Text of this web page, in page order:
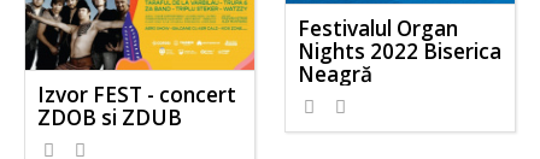
Festivalul Organ
Nights 2022 Biserica
Neagră
Izvor FEST - concert
ZDOB si ZDUB